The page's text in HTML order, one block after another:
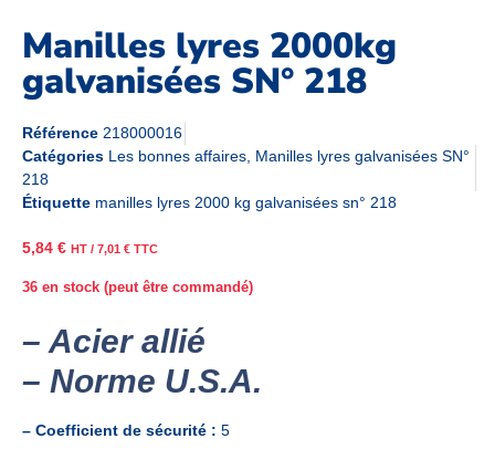
Manilles lyres 2000kg
galvanisées SN° 218
Référence 218000016
Catégories Les bonnes affaires, Manilles lyres galvanisées SN°
218
Étiquette manilles lyres 2000 kg galvanisées sn° 218
5,84 € HT / 7,01 € TTC
36 en stock (peut être commandé)
– Acier allié
– Norme U.S.A.
– Coefficient de sécurité : 5